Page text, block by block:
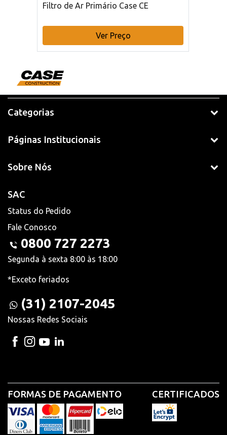
Filtro de Ar Primário Case CE
Ver Preço
Categorias
Páginas Institucionais
Sobre Nós
SAC
Status do Pedido
Fale Conosco
0800 727 2273
Segunda à sexta 8:00 às 18:00
*Exceto feriados
(31) 2107-2045
Nossas Redes Sociais
FORMAS DE PAGAMENTO CERTIFICADOS